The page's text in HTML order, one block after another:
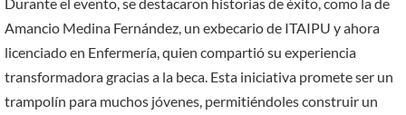
Amancio Medina Fernández, un exbecario de ITAIPU y ahora
licenciado en Enfermería, quien compartió su experiencia
transformadora gracias a la beca. Esta iniciativa promete ser un
trampolín para muchos jóvenes, permitiéndoles construir un